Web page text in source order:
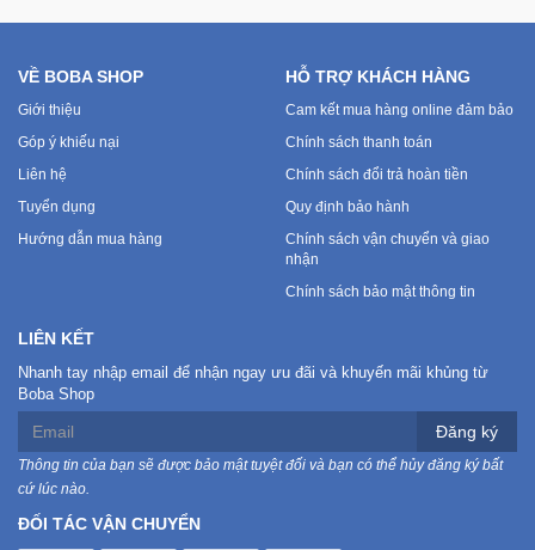
VỀ BOBA SHOP
Giới thiệu
Góp ý khiếu nại
Liên hệ
Tuyển dụng
Hướng dẫn mua hàng
HỖ TRỢ KHÁCH HÀNG
Cam kết mua hàng online đảm bảo
Chính sách thanh toán
Chính sách đổi trả hoàn tiền
Quy định bảo hành
Chính sách vận chuyển và giao
nhận
Chính sách bảo mật thông tin
LIÊN KẾT
Nhanh tay nhập email để nhận ngay ưu đãi và khuyến mãi khủng từ
Boba Shop
Đăng ký
Thông tin của bạn sẽ được bảo mật tuyệt đối và bạn có thể hủy đăng ký bất
cứ lúc nào.
ĐỐI TÁC VẬN CHUYỂN